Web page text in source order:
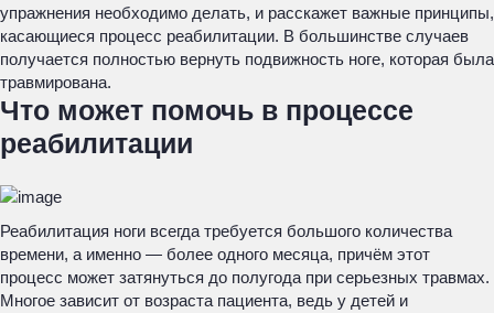
упражнения необходимо делать, и расскажет важные принципы,
касающиеся процесс реабилитации. В большинстве случаев
получается полностью вернуть подвижность ноге, которая была
травмирована.
Что может помочь в процессе
реабилитации
Реабилитация ноги всегда требуется большого количества
времени, а именно — более одного месяца, причём этот
процесс может затянуться до полугода при серьезных травмах.
Многое зависит от возраста пациента, ведь у детей и